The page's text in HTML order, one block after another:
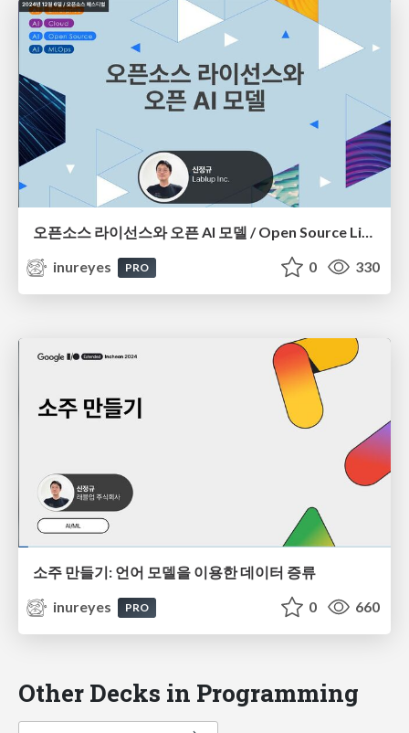
오픈소스 라이선스와 오픈 AI 모델 / Open Source Licenses and Open AI Models
inureyes
PRO 0 330
소주 만들기: 언어 모델을 이용한 데이터 증류
inureyes
PRO 0 660
Other Decks in Programming